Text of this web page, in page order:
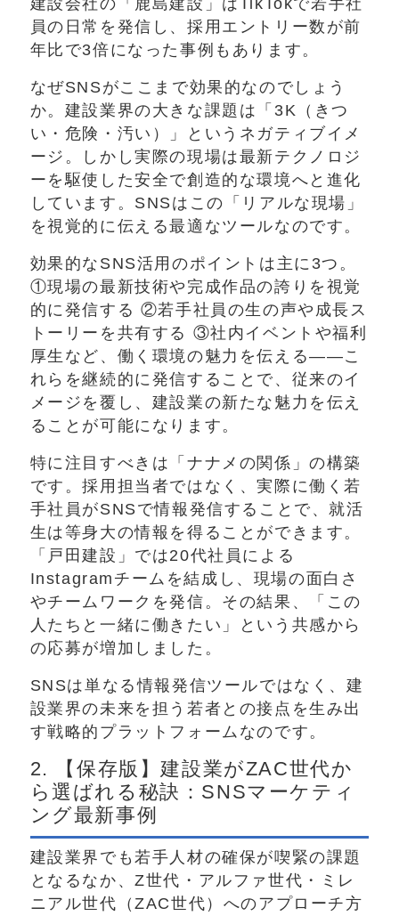
員の日常を発信し、採用エントリー数が前
年比で3倍になった事例もあります。
なぜSNSがここまで効果的なのでしょう
か。建設業界の大きな課題は「3K（きつ
い・危険・汚い）」というネガティブイメ
ージ。しかし実際の現場は最新テクノロジ
ーを駆使した安全で創造的な環境へと進化
しています。SNSはこの「リアルな現場」
を視覚的に伝える最適なツールなのです。
効果的なSNS活用のポイントは主に3つ。
①現場の最新技術や完成作品の誇りを視覚
的に発信する ②若手社員の生の声や成長ス
トーリーを共有する ③社内イベントや福利
厚生など、働く環境の魅力を伝える——こ
れらを継続的に発信することで、従来のイ
メージを覆し、建設業の新たな魅力を伝え
ることが可能になります。
特に注目すべきは「ナナメの関係」の構築
です。採用担当者ではなく、実際に働く若
手社員がSNSで情報発信することで、就活
生は等身大の情報を得ることができます。
「戸田建設」では20代社員による
Instagramチームを結成し、現場の面白さ
やチームワークを発信。その結果、「この
人たちと一緒に働きたい」という共感から
の応募が増加しました。
SNSは単なる情報発信ツールではなく、建
設業界の未来を担う若者との接点を生み出
す戦略的プラットフォームなのです。
2. 【保存版】建設業がZAC世代か
ら選ばれる秘訣：SNSマーケティ
ング最新事例
建設業界でも若手人材の確保が喫緊の課題
となるなか、Z世代・アルファ世代・ミレ
ニアル世代（ZAC世代）へのアプローチ方